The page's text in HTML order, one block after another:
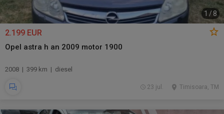
1 /8
2.199 EUR
Opel astra h an 2009 motor 1900
2008 | 399 km | diesel
Timisoara, TM
23 jul.